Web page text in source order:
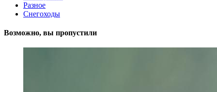
Разное
Снегоходы
Возможно, вы пропустили